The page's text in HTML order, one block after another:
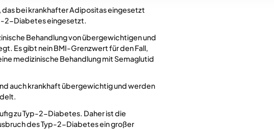
bei krankhafter Adipositas eingesetzt
2-Diabetes eingesetzt.
Behandlung von übergewichtigen und
Es gibt neinBMI-Grenzwert für den Fall,
medizinische Behandlung mit Semaglutid
auch krankhaft übergewichtig und werden
zu Typ-2-Diabetes. Daher ist die
des Typ-2-Diabetes ein großer